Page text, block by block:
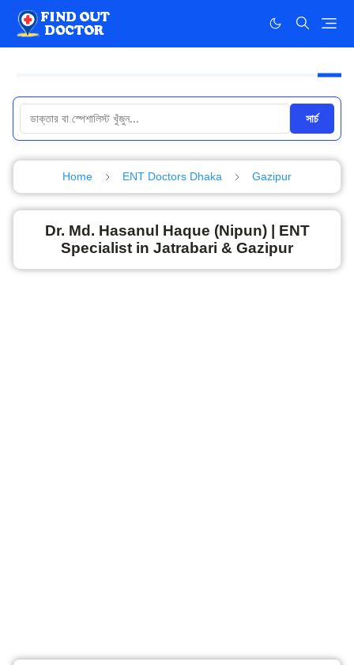
সার্চ
Home ENT Doctors Dhaka Gazipur
Dr. Md. Hasanul Haque (Nipun) | ENT
Specialist in Jatrabari & Gazipur